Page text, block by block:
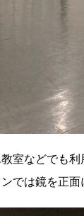
室などでも利
では鏡を正